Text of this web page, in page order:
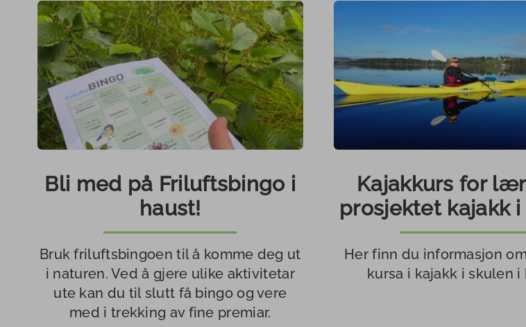
Bli med på Friluftsbingo i
haust!
Bruk friluftsbingoen til å komme deg ut
i naturen. Ved å gjere ulike aktivitetar
ute kan du til slutt få bingo og vere
med i trekking av fine premiar.
Kajakkurs for
prosjektet kajakk
Her finn du informasjon
kursa i kajakk i skulen i